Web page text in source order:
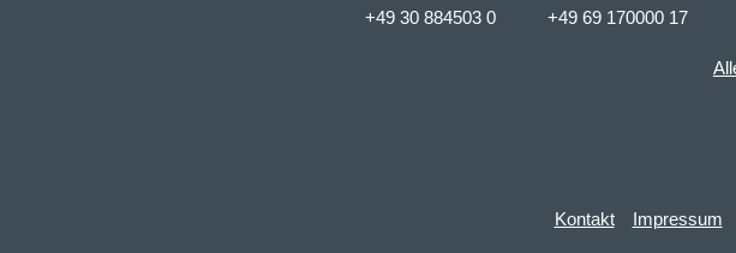
+49 30 884503 0 +49 69 170000 17
Kontakt Impressum